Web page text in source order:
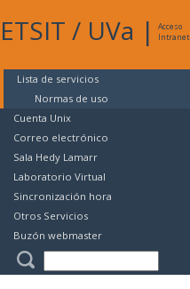
ETSIT / UVa |
Acceso
Intranet
Lista de servicios
Normas de uso
Cuenta Unix
Correo electrónico
Sala Hedy Lamarr
Laboratorio Virtual
Sincronización hora
Otros Servicios
Buzón webmaster